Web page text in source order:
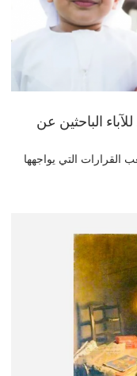
الباحثين عن
القرارات التي يواجهها